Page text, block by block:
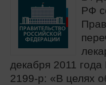
РФ
декабря 2011
2199-р: «В целях